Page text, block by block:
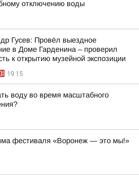
отключению воды
Гусев: Провёл выездное
в Доме Гарденина – проверил
к открытию музейной экспозиции
19:15
воду во время масштабного
фестиваля «Воронеж — это мы!»